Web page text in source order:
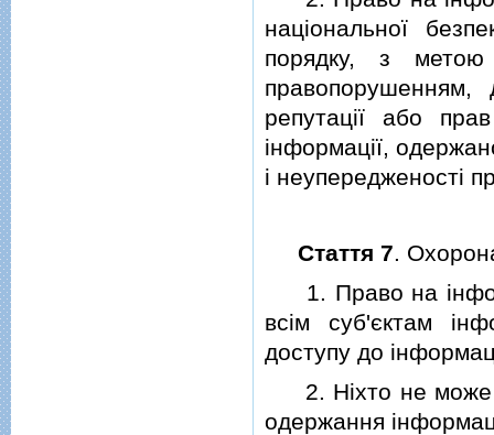
нацiональної
порядку, з метою
репутацiї або
iнформацiї,
i неупередженостi
Стаття 7.
1. Право на
всiм суб'єктам
доступу до
2. Нiхто не може
одержання